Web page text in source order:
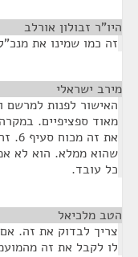
היו"ר זבולון אורלב
זה כמו שמינו את
מירב ישראלי
האישור לפנות
מאוד ספציפיים.
את
שהוא ממלא. הוא לא
כל עובד.
הטב מלכיאל
צריך לבדוק את זה.
לו לקבל את זה